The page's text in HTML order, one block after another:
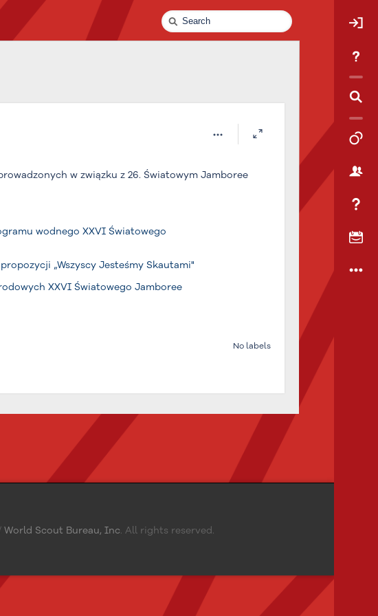
Quick
Search
w związku z 26. Światowym Jamboree
wodnego XXVI Światowego
„Wszyscy Jesteśmy Skautami"
XXVI Światowego Jamboree
No labels
World Scout Bureau, Inc. All rights reserved.